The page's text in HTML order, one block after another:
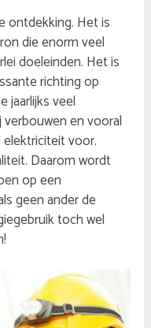
ontdekking. Het is
die enorm veel
doeleinden. Het is
richting op
jaarlijks veel
en vooral
voor.
Daarom wordt
op een
geen ander de
toch wel